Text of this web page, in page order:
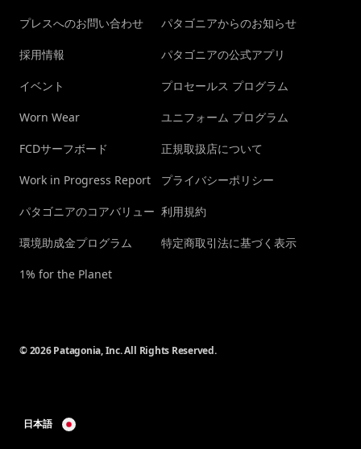
プレスへのお問い合わせ
採用情報
イベント
Worn Wear
FCDサーフボード
Work in Progress Report
パタゴニアのコアバリュー
環境助成金プログラム
1% for the Planet
パタゴニアからのお知らせ
パタゴニアの公式アプリ
プロセールス プログラム
ユニフォーム プログラム
正規取扱店について
プライバシーポリシー
利用規約
特定商取引法に基づく表示
© 2026 Patagonia, Inc. All Rights Reserved.
日本語